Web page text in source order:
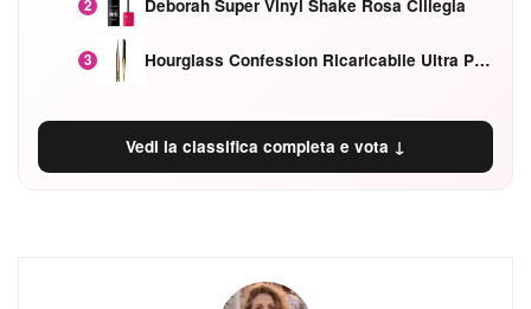
2 Deborah Super Vinyl Shake Rosa Ciliegia
3 Hourglass Confession Ricaricabile Ultra Preciso Ad Alta Intensità Secretly Classic Red
Vedi la classifica completa e vota ↓